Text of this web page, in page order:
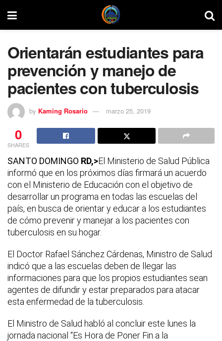
Orientarán estudiantes para
prevención y manejo de
pacientes con tuberculosis
by Kaming Rosario marzo 25, 2019
0
SHARES
SANTO DOMINGO RD,>El Ministerio de Salud Pública
informó que en los próximos días firmará un acuerdo
con el Ministerio de Educación con el objetivo de
desarrollar un programa en todas las escuelas del
país, en busca de orientar y educar a los estudiantes
de cómo prevenir y manejar a los pacientes con
tuberculosis en su hogar.
El Doctor Rafael Sánchez Cárdenas, Ministro de Salud
indicó que a las escuelas deben de llegar las
informaciones para que los propios estudiantes sean
agentes de difundir y estar preparados para atacar
esta enfermedad de la tuberculosis.
El Ministro de Salud habló al concluir este lunes la
jornada nacional “Es Hora de Poner Fin a la